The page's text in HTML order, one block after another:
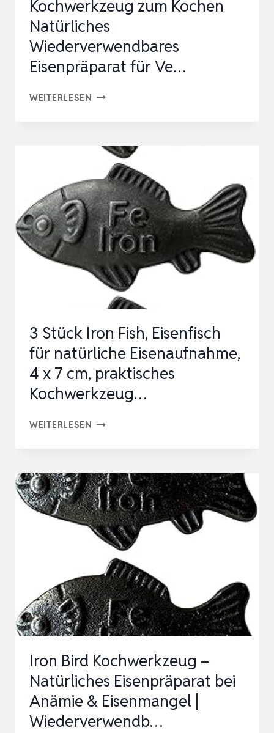
Kochwerkzeug zum Kochen
Natürliches
Wiederverwendbares
Eisenpräparat für Ve…
WEITERLESEN LIFKOME
ZUM
KOCHEN
NATÜRLICHES
WIEDERVERWENDBARES
EISENPRÄPARAT
FÜR
3 Stück Iron Fish, Eisenfisch
für natürliche Eisenaufnahme,
4 x 7 cm, praktisches
Kochwerkzeug…
WEITERLESEN 3
FISH,
EISENFISCH
FÜR
NATÜRLICHE
EISENAUFNAHME,
X
7
CM,
KOCHWERKZEUG…
Iron Bird Kochwerkzeug –
Natürliches Eisenpräparat bei
Anämie & Eisenmangel |
Wiederverwendb…